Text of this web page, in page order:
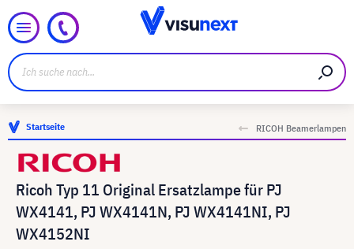
Startseite RICOH Beamerlampen
Ricoh Typ 11 Original Ersatzlampe für PJ
WX4141, PJ WX4141N, PJ WX4141NI, PJ
WX4152NI